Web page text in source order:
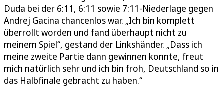
Duda bei der 6:11, 6:11 sowie 7:11-Niederlage gegen
Andrej Gacina chancenlos war. „Ich bin komplett
überrollt worden und fand überhaupt nicht zu
meinem Spiel“, gestand der Linkshänder. „Dass ich
meine zweite Partie dann gewinnen konnte, freut
mich natürlich sehr und ich bin froh, Deutschland so in
das Halbfinale gebracht zu haben.“